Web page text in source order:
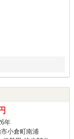
年
小倉町南浦